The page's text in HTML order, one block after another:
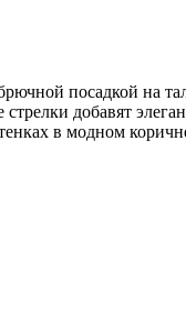
посадкой на
добавят
в модном